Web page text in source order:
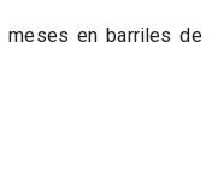
meses en barriles de